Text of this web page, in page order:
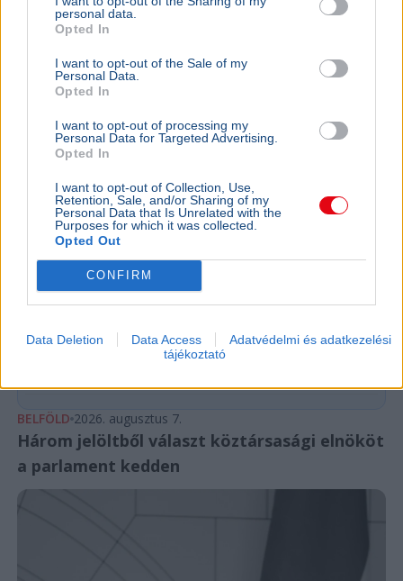
personal data.
Opted In
I want to opt-out of the Sale of my
Personal Data.
Opted In
I want to opt-out of processing my
Personal Data for Targeted Advertising.
Opted In
I want to opt-out of Collection, Use,
Retention, Sale, and/or Sharing of my
Personal Data that Is Unrelated with the
Purposes for which it was collected.
Opted Out
CONFIRM
Data Deletion Data Access
Adatvédelmi és adatkezelési
tájékoztató
Energiakrízis
A Duna vízszintje Paksnál emelkedik, ám az atomerőmű
továbbra is jelentősen visszaterhelt állapotban,
BELFÖLD 2026. augusztus 7.
Három jelöltből választ köztársasági elnököt
a parlament kedden